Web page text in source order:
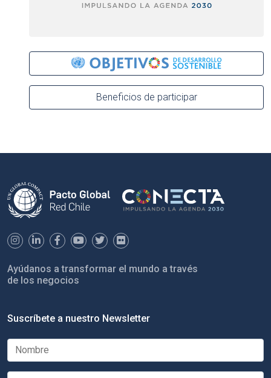
Beneficios de participar
Ayúdanos a transformar el mundo a través
de los negocios
Suscríbete a nuestro Newsletter